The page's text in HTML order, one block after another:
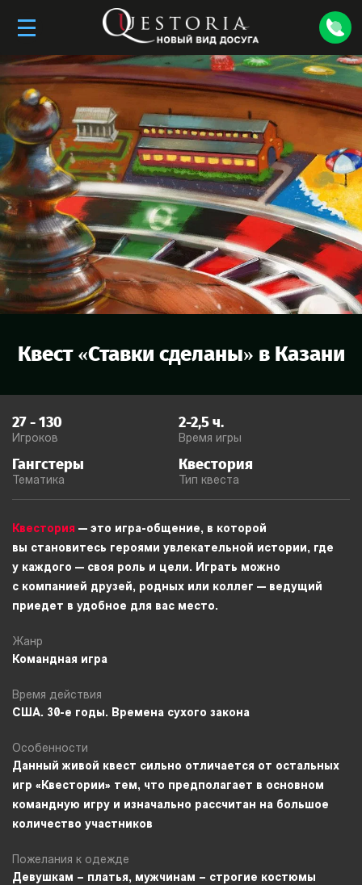
Квест «Ставки сделаны» в Казани
27-130
Игроков
2-2,5ч.
Время игры
Гангстеры
Тематика
Квестория
Тип квеста
Квестория — это игра-общение, в которой
вы становитесь героями увлекательной истории, где
у каждого — своя роль и цели. Играть можно
с компанией друзей, родных или коллег — ведущий
приедет в удобное для вас место.
Жанр
Командная игра
Время действия
США. 30-е годы. Времена сухого закона
Особенности
Данный живой квест сильно отличается от остальных
игр «Квестории» тем, что предполагает в основном
командную игру и изначально рассчитан на большое
количество участников
Пожелания к одежде
Девушкам – платья, мужчинам – строгие костюмы